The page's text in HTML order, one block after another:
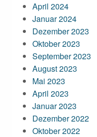
April 2024
Januar 2024
Dezember 2023
Oktober 2023
September 2023
August 2023
Mai 2023
April 2023
Januar 2023
Dezember 2022
Oktober 2022